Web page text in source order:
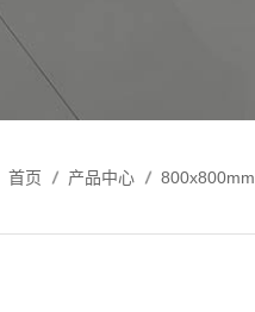
首页 产品中心 800x800mm